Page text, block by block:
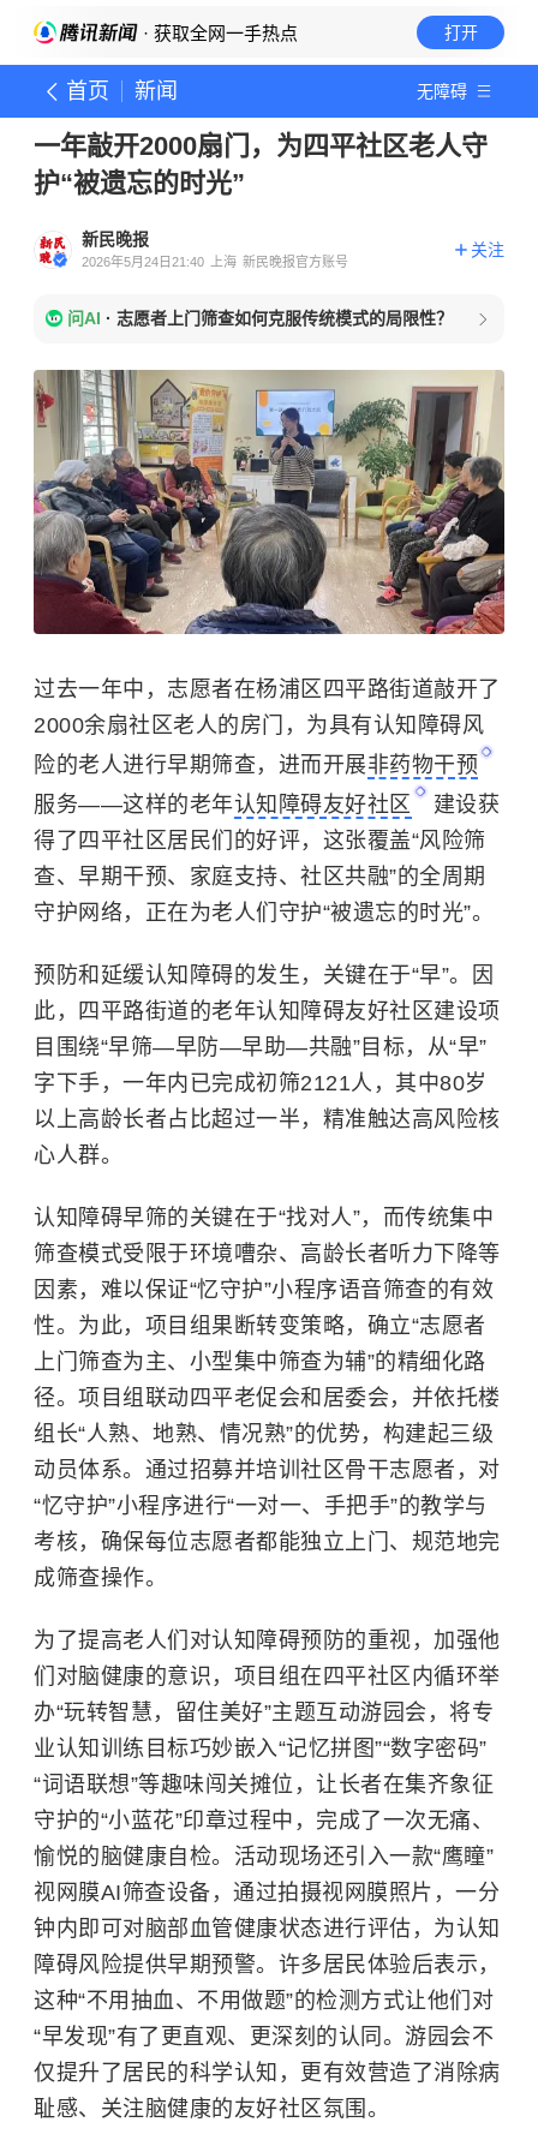
· 获取全网一手热点 打开
首页 新闻 无障碍
一年敲开2000扇门，为四平社区老人守
护“被遗忘的时光”
新民晚报
2026年5月24日21:40 上海 新民晚报官方账号
关注
问AI · 志愿者上门筛查如何克服传统模式的局限性？
过去一年中，志愿者在杨浦区四平路街道敲开了
2000余扇社区老人的房门，为具有认知障碍风
险的老人进行早期筛查，进而开展非药物干预
服务——这样的老年认知障碍友好社区
建设获
得了四平社区居民们的好评，这张覆盖“风险筛
查、早期干预、家庭支持、社区共融”的全周期
守护网络，正在为老人们守护“被遗忘的时光”。
预防和延缓认知障碍的发生，关键在于“早”。因
此，
四平路街道的老年认知障碍友好社区建设项
目围绕“早筛—早防—早助—共融”目标， 从“早”
字下手， 一年内已完成初筛2121人，其中80岁
以上高龄长者占比超过一半，精准触达高风险核
心人群。
认知障碍早筛的关键在于“找对人”，而传统集中
筛查模式受限于环境嘈杂、高龄长者听力下降等
因素，难以保证“忆守护”小程序语音筛查的有效
性。为此，项目组果断转变策略，确立“志愿者
上门筛查为主、小型集中筛查为辅”的精细化路
径。项目组联动四平老促会和 居委会，并依托楼
组长“人熟、地熟、情况熟”的优势，构建起三级
动员体系。通过招募并培训社区骨干志愿者，对
“忆守护”小程序进行“一对一、手把手”的教学与
考核，确保每位志愿者都能独立上门、规范地完
成筛查操作。
为了提高老人们对认知障碍预防的重视，加强他
们对脑健康的意识， 项目组在四平社区内循环举
办“玩转智慧，留住美好”主题互动游园会 ， 将专
业认知训练目标巧妙嵌入“记忆拼图”“数字密码”
“词语联想”等趣味闯关摊位，让长者在集齐象征
守护的“小蓝花”印章过程中，完成了一次无痛、
愉悦的脑健康自检。活动现场还引入一款“鹰瞳”
视网膜AI筛查设备 ， 通过拍摄视网膜照片，一分
钟内即可对脑部血管健康状态进行评估，为认知
障碍风险提供早期预警。许多居民体验后表示，
这种“不用抽血、不用做题”的检测方式让他们对
“早发现”有了更直观、更深刻的认同。游园会不
仅提升了居民的科学认知，更有效营造了消除病
耻感、关注脑健康的友好社区氛围。